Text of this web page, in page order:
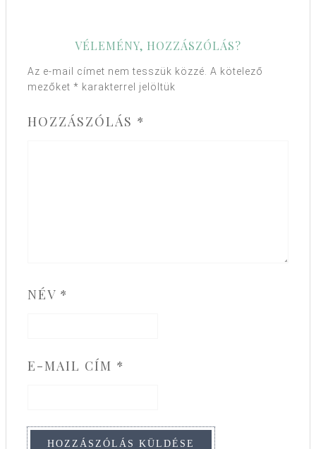
VÉLEMÉNY, HOZZÁSZÓLÁS?
Az e-mail címet nem tesszük közzé. A kötelező
mezőket * karakterrel jelöltük
HOZZÁSZÓLÁS *
NÉV *
E-MAIL CÍM *